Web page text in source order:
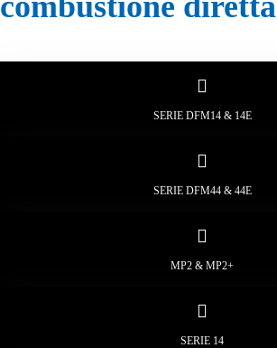
SERIE DFM14 & 14E
SERIE DFM44 & 44E
MP2 & MP2+
SERIE 14